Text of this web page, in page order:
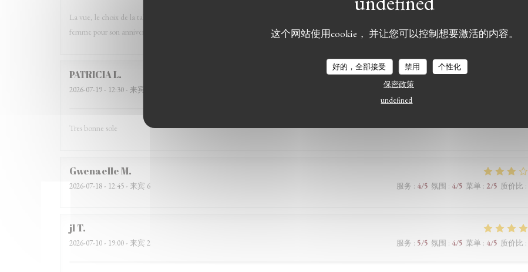
这个网站使用cookie， 并让您可以控制想要激活的内容。
好的，全部接受 禁用
个性化
保密政策
undefined
La vue, le choix de la table, le service, le calme et bien entendu le plateau de fruits mer étaient merveilleux. Ce fût un excellent moment passé avec ma
femme pour son anniversaire. Merci à tous et à bientôt.
PATRICIAL
2026-07-19 - 12:30 - 来宾 3 服务:
Tres bonne sole
GwenaelleM
2026-07-18 - 12:45 - 来宾 6 服务 : 4/5 氛围 : 4/5 菜单 : 2/5 质价比 :
jlT
2026-07-10 - 19:00 - 来宾 2 服务 : 5/5 氛围 : 4/5 菜单: 4/5 质价比 :